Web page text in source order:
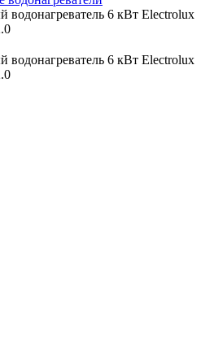
водонагреватель 6 кВт Electrolux
водонагреватель 6 кВт Electrolux